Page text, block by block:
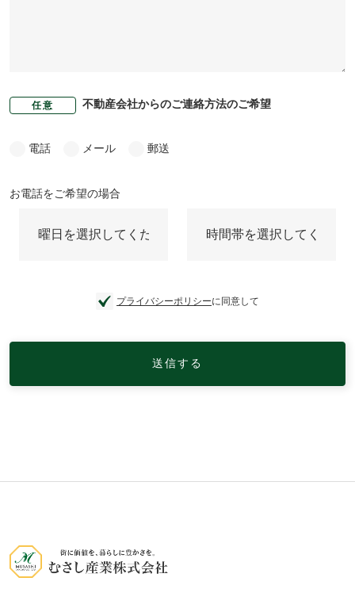
任意 不動産会社からのご連絡方法のご希望
電話 メール 郵送
お電話をご希望の場合
プライバシーポリシーに同意して
送信する